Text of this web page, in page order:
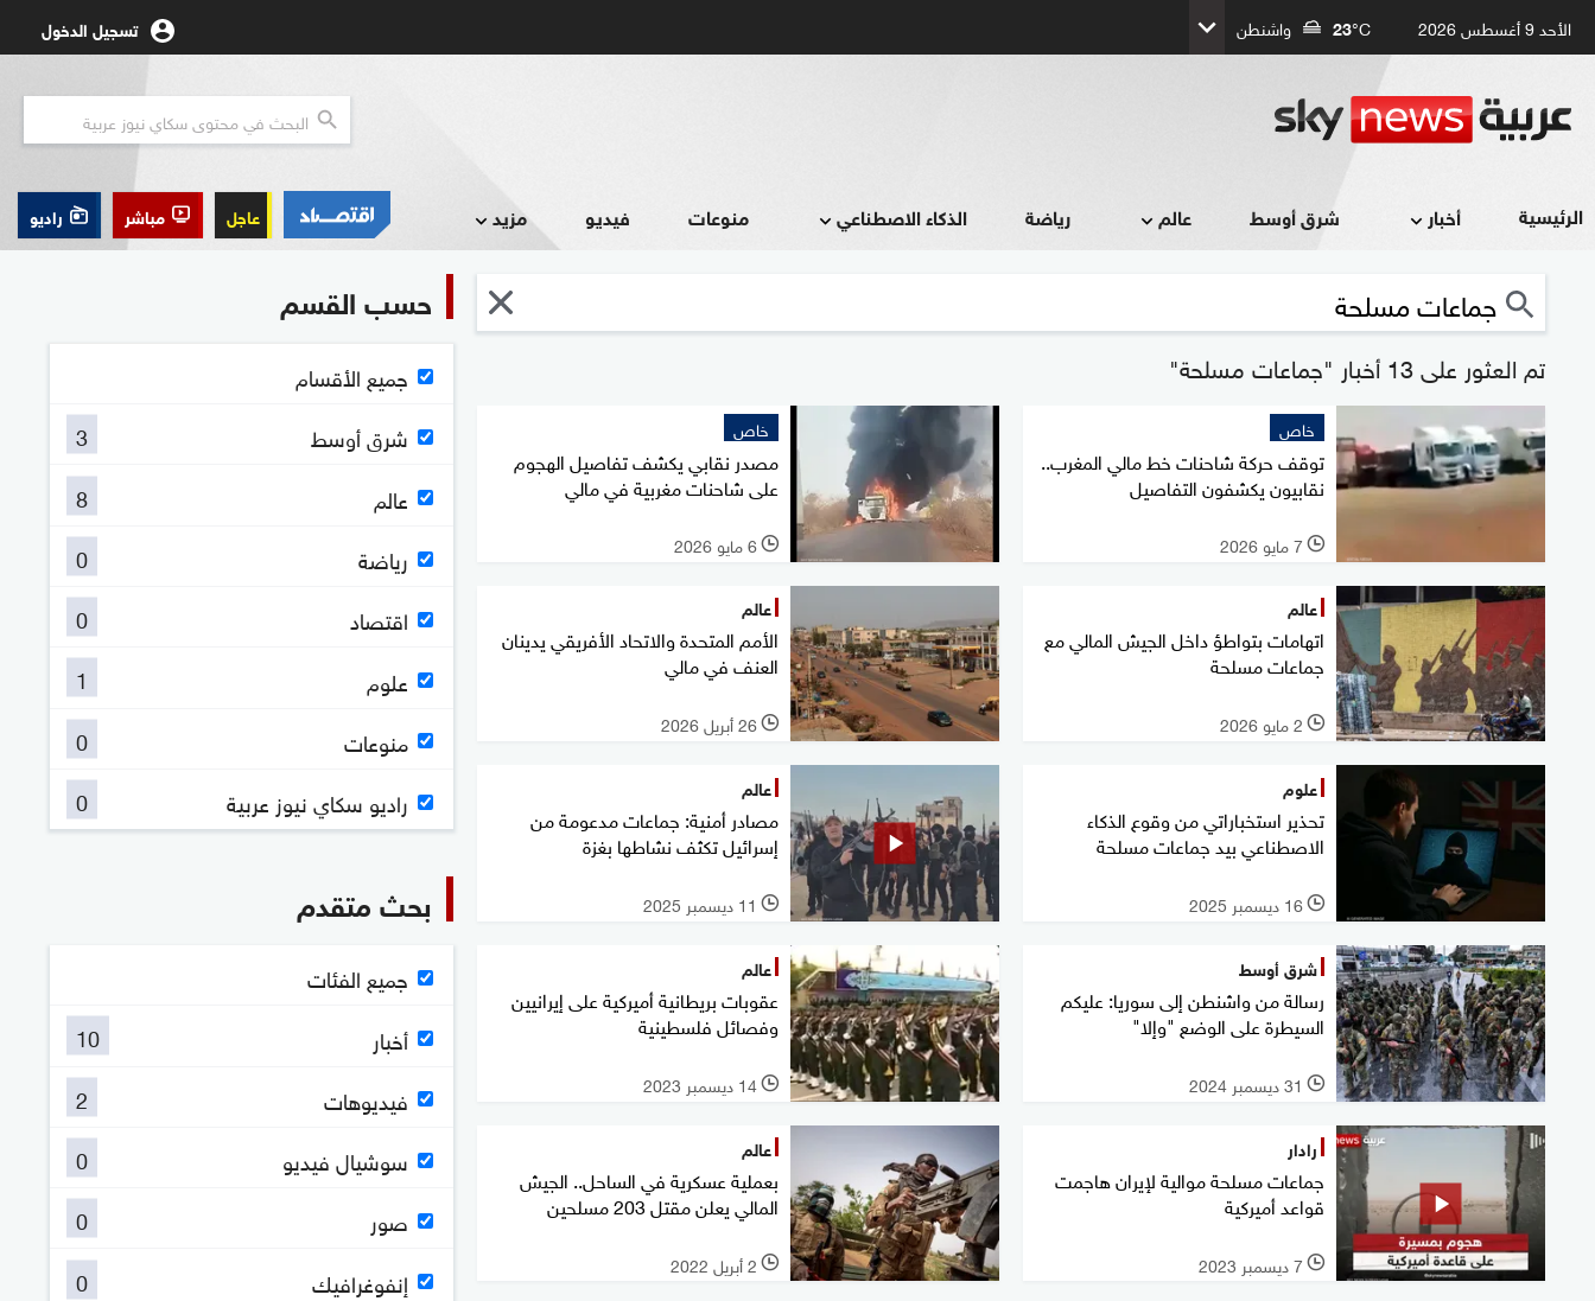
الأحد 9 أغسطس 2026 23°C واشنطن تسجيل الدخول
الرئيسية أخبار شرق أوسط عالم رياضة الذكاء الاصطناعي منوعات فيديو مزيد عاجل مباشر راديو
تم العثور على 13 أخبار "جماعات مسلحة"
خاص
توقف حركة شاحنات خط مالي المغرب..
نقابيون يكشفون التفاصيل
l 7 مايو 2026
خاص
مصدر نقابي يكشف تفاصيل الهجوم
على شاحنات مغربية في مالي
l 6 مايو 2026
عالم
اتهامات بتواطؤ داخل الجيش المالي مع
جماعات مسلحة
l 2 مايو 2026
عالم
الأمم المتحدة والاتحاد الأفريقي يدينان
العنف في مالي
l 26 أبريل 2026
علوم
تحذير استخباراتي من وقوع الذكاء
الاصطناعي بيد جماعات مسلحة
l 16 ديسمبر 2025
عالم
مصادر أمنية: جماعات مدعومة من
إسرائيل تكثف نشاطها بغزة
l 11 ديسمبر 2025
شرق أوسط
رسالة من واشنطن إلى سوريا: عليكم
السيطرة على الوضع "وإلا"
l 31 ديسمبر 2024
عالم
عقوبات بريطانية أميركية على إيرانيين
وفصائل فلسطينية
l 14 ديسمبر 2023
رادار
جماعات مسلحة موالية لإيران هاجمت
قواعد أميركية
l 7 ديسمبر 2023
عالم
بعملية عسكرية في الساحل.. الجيش
المالي يعلن مقتل 203 مسلحين
l 2 أبريل 2022
حسب القسم
جميع الأقسام
شرق أوسط
3
عالم
8
رياضة
0
اقتصاد
0
علوم
1
منوعات
0
راديو سكاي نيوز عربية
0
بحث متقدم
جميع الفئات
أخبار
10
فيديوهات
2
سوشيال فيديو
0
صور
0
إنفوغرافيك
0